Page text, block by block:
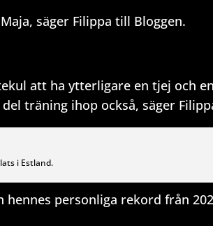
säger Filippa till Bloggen.
att ha ytterligare en tjej och
träning ihop också, säger
i Estland.
hennes personliga rekord från